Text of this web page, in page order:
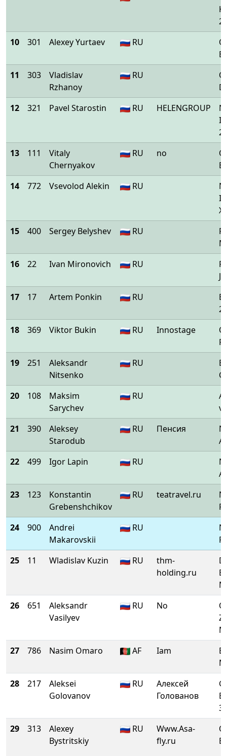
10
301 Alexey Yurtaev RU
11
303
Vladislav
Rzhanoy
RU
12
321 Pavel Starostin RU HELENGROUP
13
111
Vitaly
Chernyakov
RU no
14
772 Vsevolod Alekin RU
15
400 Sergey Belyshev RU
16
22 Ivan Mironovich RU
17
17 Artem Ponkin RU
2
18
369 Viktor Bukin RU Innostage
19
251
Aleksandr
Nitsenko
RU
20
108
Maksim
Sarychev
RU
21
390
Aleksey
Starodub
RU Пенсия
22
499 Igor Lapin RU
23
123
Konstantin
Grebenshchikov
RU teatravel.ru
24
900
Andrei
Makarovskii
RU
25
11 Wladislav Kuzin RU
thm-
holding.ru
26
651
Aleksandr
Vasilyev
RU No
27
786 Nasim Omaro AF Iam
M
28
217
Aleksei
Golovanov
RU
Алексей
Голованов
3
29
313
Alexey
Bystritskiy
RU
Www.Asa-
fly.ru